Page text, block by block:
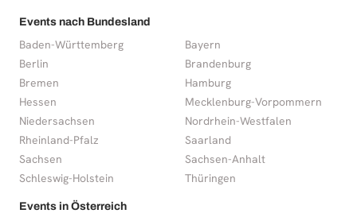
Events nach Bundesland
Baden-Württemberg
Bayern
Berlin
Brandenburg
Bremen
Hamburg
Hessen
Mecklenburg-Vorpommern
Niedersachsen
Nordrhein-Westfalen
Rheinland-Pfalz
Saarland
Sachsen
Sachsen-Anhalt
Schleswig-Holstein
Thüringen
Events in Österreich